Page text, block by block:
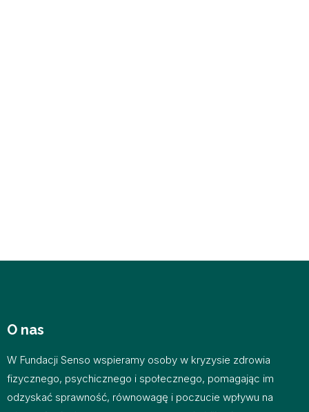
O nas
W Fundacji Senso wspieramy osoby w kryzysie zdrowia
fizycznego, psychicznego i społecznego, pomagając im
odzyskać sprawność, równowagę i poczucie wpływu na